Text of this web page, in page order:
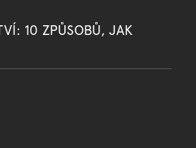
10 ZPŮSOBŮ, JAK